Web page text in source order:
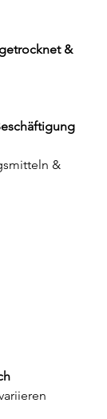
&
&